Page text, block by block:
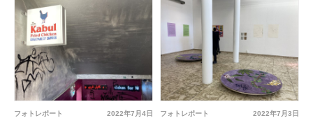
2022年7月4日
フォトレポート 2022年7月3日
フォトレポート